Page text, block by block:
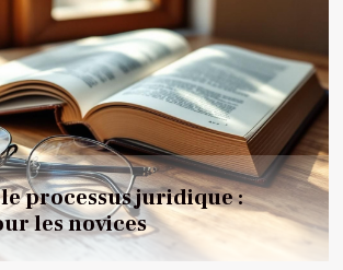
processus juridique :
les novices